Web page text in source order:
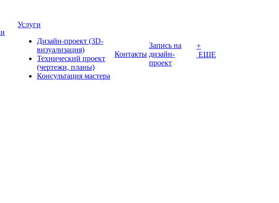
Услуги
Дизайн-проект (3D-
визуализация)
Технический проект
(чертежи, планы)
Консультация мастера
Контакты
Запись на
дизайн-
проект
+
ЕЩЕ